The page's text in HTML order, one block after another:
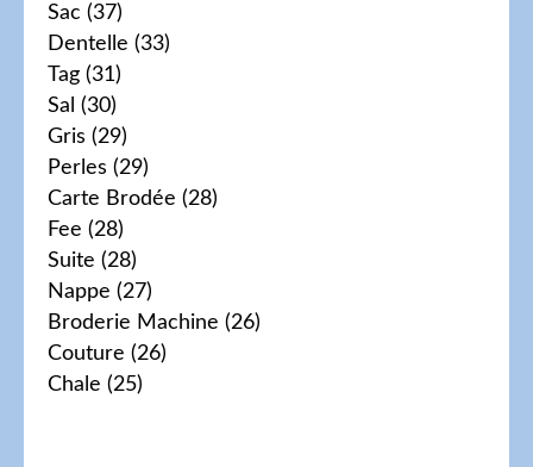
Sac (37)
Dentelle (33)
Tag (31)
Sal (30)
Gris (29)
Perles (29)
Carte Brodée (28)
Fee (28)
Suite (28)
Nappe (27)
Broderie Machine (26)
Couture (26)
Chale (25)